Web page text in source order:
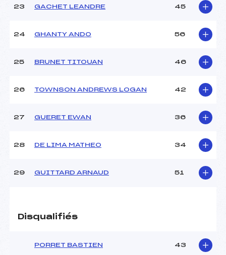
23 GACHET LEANDRE 45
24 GHANTY ANDO 56
25 BRUNET TITOUAN 46
26 TOWNSON ANDREWS LOGAN 42
27 GUERET EWAN 36
28 DE LIMA MATHEO 34
29 GUITTARD ARNAUD 51
Disqualifiés
PORRET BASTIEN 43